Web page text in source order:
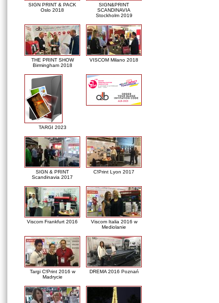
SIGN PRINT & PACK
Oslo 2018
SIGN&PRINT
SCANDINAVIA
Stockholm 2019
THE PRINT SHOW
Birmingham 2018
VISCOM Milano 2018
TARGI 2023
SIGN & PRINT
Scandinavia 2017
C!Print Lyon 2017
Viscom Frankfurt 2016
Viscom Italia 2016 w
Mediolanie
Targi C!Print 2016 w
Madrycie
DREMA 2016 Poznań